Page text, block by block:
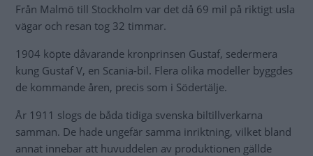
Från Malmö till Stockholm var det då 69 mil på riktigt usla
vägar och resan tog 32 timmar.
1904 köpte dåvarande kronprinsen Gustaf, sedermera
kung Gustaf V, en Scania-bil. Flera olika modeller byggdes
de kommande åren, precis som i Södertälje.
År 1911 slogs de båda tidiga svenska biltillverkarna
samman. De hade ungefär samma inriktning, vilket bland
annat innebar att huvuddelen av produktionen gällde